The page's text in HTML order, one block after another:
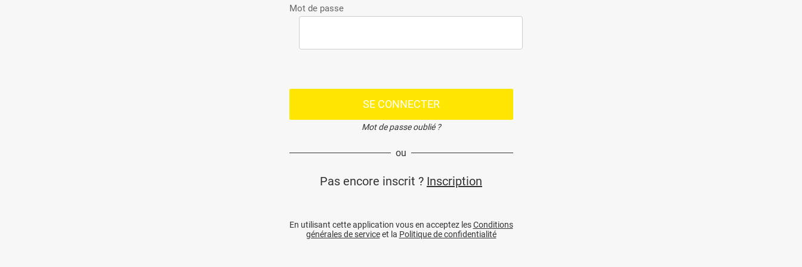
Mot de passe
SE CONNECTER
Mot de passe oublié ?
ou
Pas encore inscrit ? Inscription
En utilisant cette application vous en acceptez lesConditions
générales de serviceet la Politique de confidentialité